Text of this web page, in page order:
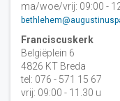
ma/woe/vrij: 09:00 -
Franciscuskerk
Belgiëplein 6
4826 KT Breda
tel: 076 - 571 15 67
vrij: 09:00 - 11.30 u